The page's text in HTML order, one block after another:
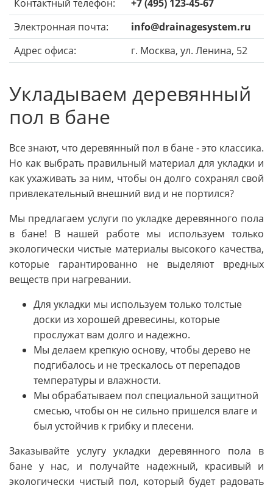
Контактный телефон:
+7 (495) 123-45-67
Электронная почта:
info@drainagesystem.ru
Адрес офиса:
г. Москва, ул. Ленина, 52
Укладываем деревянный
пол в бане
Все знают, что деревянный пол в бане - это классика.
Но как выбрать правильный материал для укладки и
как ухаживать за ним, чтобы он долго сохранял свой
привлекательный внешний вид и не портился?
Мы предлагаем услуги по укладке деревянного пола
в бане! В нашей работе мы используем только
экологически чистые материалы высокого качества,
которые гарантированно не выделяют вредных
веществ при нагревании.
Для укладки мы используем только толстые
доски из хорошей древесины, которые
прослужат вам долго и надежно.
Мы делаем крепкую основу, чтобы дерево не
подгибалось и не трескалось от перепадов
температуры и влажности.
Мы обрабатываем пол специальной защитной
смесью, чтобы он не сильно пришелся влаге и
был устойчив к грибку и плесени.
Заказывайте услугу укладки деревянного пола в
бане у нас, и получайте надежный, красивый и
экологически чистый пол, который будет радовать